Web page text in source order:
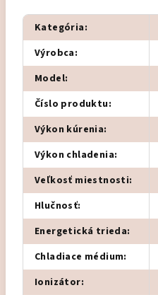
Kategória:
Výrobca:
Model:
Číslo produktu:
Výkon kúrenia:
Výkon chladenia:
Veľkosť miestnosti:
Hlučnosť:
Energetická trieda:
Chladiace médium:
Ionizátor: